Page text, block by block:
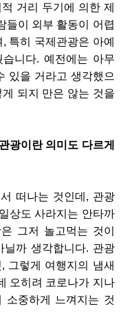
거리 두기에 의한 제
들이 외부 활동이 어렵
, 특히 국제관광은 아예
습니다. 예전에는 아무
있을 거라고 생각했으
되지 만은 않는 것을
관광이란 의미도 다르게
떠나는 것인데 , 관광
상도 사라지는 안타까
그저 놀고먹는 것이
닐까 생각합니다. 관광
, 그렇게 여행지의 냄새
오히려 코로나가 지나
소중하게 느껴지는 것